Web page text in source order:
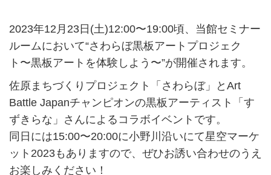
2023年12月23日(土)12:00〜19:00頃、当館セミナー
ルームにおいて“さわらぼ黒板アートプロジェク
ト〜黒板アートを体験しよう〜”が開催されます。
佐原まちづくりプロジェクト「さわらぼ」とArt
Battle Japanチャンピオンの黒板アーティスト「す
ずきらな」さんによるコラボイベントです。
同日には15:00〜20:00に小野川沿いにて星空マーケ
ット2023もありますので、ぜひお誘い合わせのうえ
お楽しみください！